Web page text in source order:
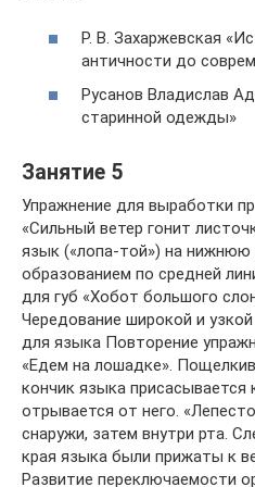
Р. В. Захаржевская
античности до
Русанов Владислав
старинной одежды»
Занятие 5
Упражнение для выработки
«Сильный ветер гонит
язык («лопа-той») на нижнюю
образованием по средней
для губ «Хобот большого
Чередование широкой и
для языка Повторение
«Едем на лошадке».
кончик языка присасывается
отрывается от него.
снаружи, затем внутри рта.
края языка были прижаты к
Развитие переключаемости